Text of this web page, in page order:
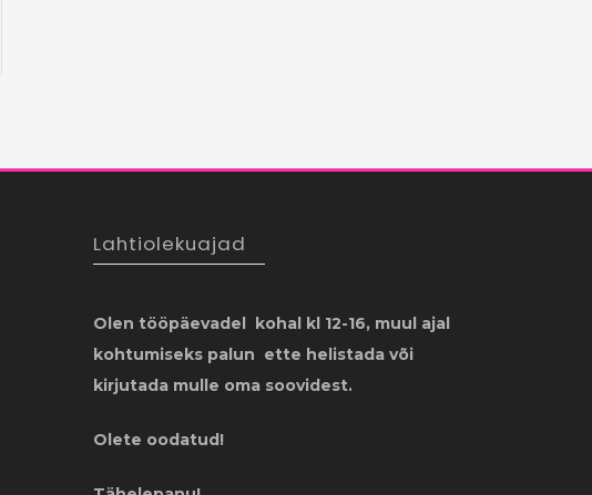
Lahtiolekuajad
Olen tööpäevadel kohal kl 12-16, muul ajal
kohtumiseks palun ette helistada või
kirjutada mulle oma soovidest.
Olete oodatud!